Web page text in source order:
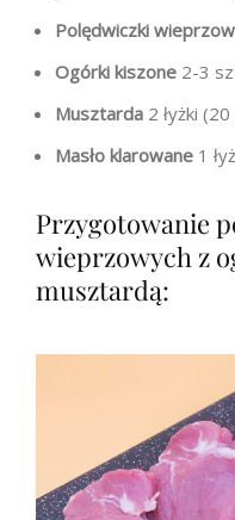
Polędwiczki
Ogórki kiszone 2-3
Musztarda 2 łyżki (20
Masło klarowane 1
Przygotowanie
wieprzowych z
musztardą: